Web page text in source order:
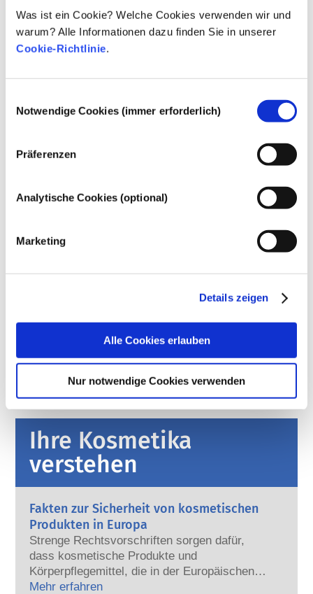
Was ist ein Cookie? Welche Cookies verwenden wir und
warum? Alle Informationen dazu finden Sie in unserer
Cookie-Richtlinie.
Notwendige Cookies (immer erforderlich)
Präferenzen
Analytische Cookies (optional)
Marketing
Details zeigen
Alle Cookies erlauben
Nur notwendige Cookies verwenden
Kommission (SCCS) ausdrücklich zugelassen
und/oder mit einer Beschränkung belegt.
Beschränkungen können z. B. Reinheitskriterien, eine
bestimmten Produktkategorien sein. Unter den im
Verwendung dieses Stoffes in kosmetischen Mitteln
Gehört zu folgenden Stoffgruppen
Verdickungsmittel/Konsistenzregler
unterliegen gesetzlichen Regelungen. Bitte beachten
Sie, dass für kosmetische Inhaltsstoffe außerhalb der
EU andere Vorschriften gelten können.
Ihre Kosmetika
verstehen
Fakten zur Sicherheit von kosmetischen
Produkten in Europa
Strenge Rechtsvorschriften sorgen dafür,
dass kosmetische Produkte und
Körperpflegemittel, die in der Europäischen
Union verkauft werden, sicher für die
Mehr erfahren